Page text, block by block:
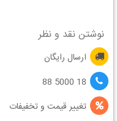
نوشتن نقد و نظر
ارسال رایگان
18 5000 88
تغییر قیمت و تخفیفات